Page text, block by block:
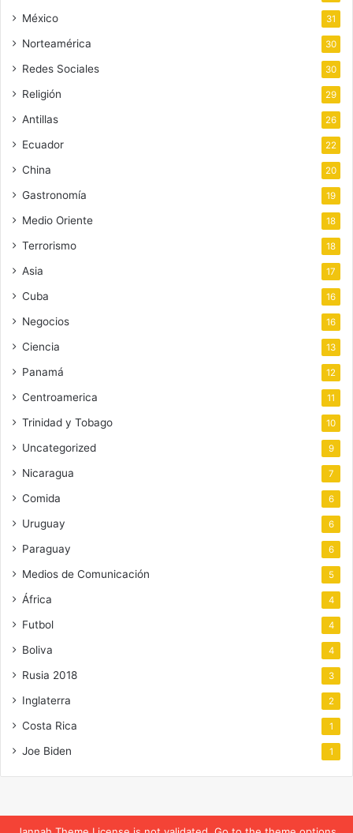
México 31
Norteamérica 30
Redes Sociales 30
Religión 29
Antillas 26
Ecuador 22
China 20
Gastronomía 19
Medio Oriente 18
Terrorismo 18
Asia 17
Cuba 16
Negocios 16
Ciencia 13
Panamá 12
Centroamerica 11
Trinidad y Tobago 10
Uncategorized 9
Nicaragua 7
Comida 6
Uruguay 6
Paraguay 6
Medios de Comunicación 5
África 4
Futbol 4
Boliva 4
Rusia 2018 3
Inglaterra 2
Costa Rica 1
Joe Biden 1